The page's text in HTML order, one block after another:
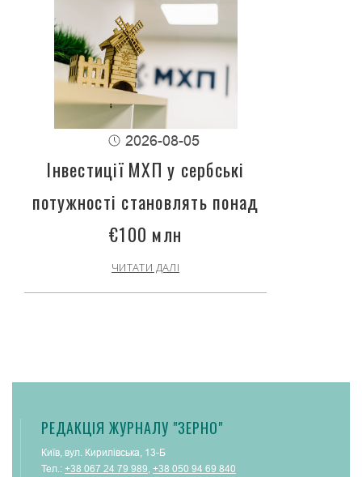
2026-08-05
Інвестиції МХП у сербські
потужності становлять понад
€100 млн
ЧИТАТИ ДАЛІ
РЕДАКЦІЯ ЖУРНАЛУ "ЗЕРНО"
Київ, вул. Кирилівська, 13-Б
Тел.: +38 067 24 79 989 +38 050 94 69 840